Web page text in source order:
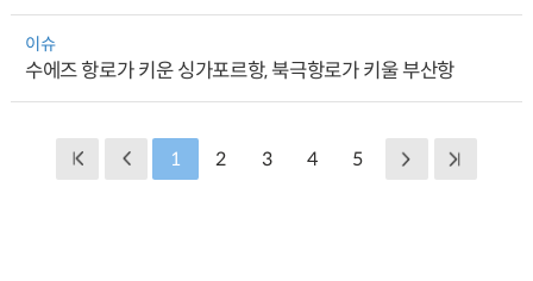
이슈
수에즈 항로가 키운 싱가포르항, 북극항로가 키울 부산항
1 2 3 4 5